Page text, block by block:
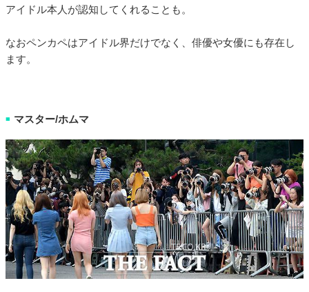
アイドル本人が認知してくれることも。
なおペンカペはアイドル界だけでなく、俳優や女優にも存在し
ます。
■ マスター/ホムマ